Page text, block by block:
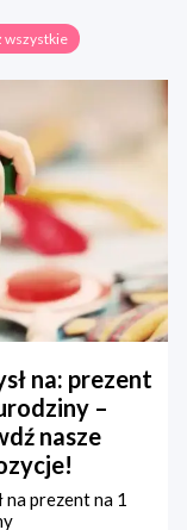
wszystkie
na: prezent
–
nasze
na prezent na 1